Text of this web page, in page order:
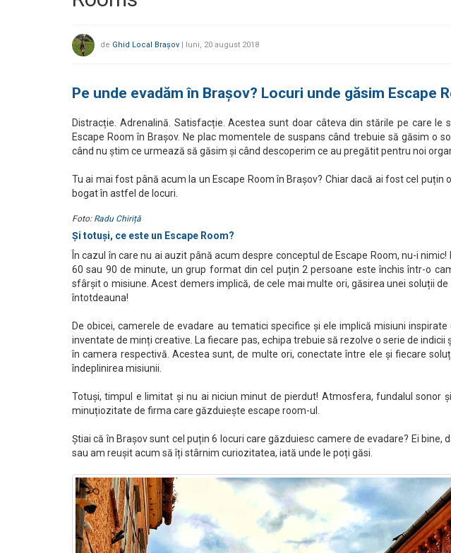
de Ghid Local Brașov | luni, 20 august 2018
Pe unde evadăm în Brașov? Locuri unde găsim Escape
Distracție. Adrenalină. Satisfacție. Acestea sunt doar câteva din stările pe care le
Escape Room în Brașov. Ne plac momentele de suspans când trebuie să găsim o
când nu știm ce urmează să găsim și când descoperim ce au pregătit pentru noi
Tu ai mai fost până acum la un Escape Room în Brașov? Chiar dacă ai fost cel puțin
bogat în astfel de locuri.
Foto: Radu Chiriță
Și totuși, ce este un Escape Room?
În cazul în care nu ai auzit până acum despre conceptul de Escape Room, nu-i
60 sau 90 de minute, un grup format din cel puțin 2 persoane este închis într-o
sfârșit o misiune. Acest demers implică, de cele mai multe ori, găsirea unei soluții
întotdeauna!
De obicei, camerele de evadare au tematici specifice și ele implică misiuni
inventate de minți creative. La fiecare pas, echipa trebuie să rezolve o serie de indicii
în camera respectivă. Acestea sunt, de multe ori, conectate între ele și fiecare
îndeplinirea misiunii.
Totuși, timpul e limitat și nu ai niciun minut de pierdut! Atmosfera, fundalul sonor
minuțiozitate de firma care găzduiește escape room-ul.
Știai că în Brașov sunt cel puțin 6 locuri care găzduiesc camere de evadare? Ei bine,
sau am reușit acum să îți stârnim curiozitatea, iată unde le poți găsi.